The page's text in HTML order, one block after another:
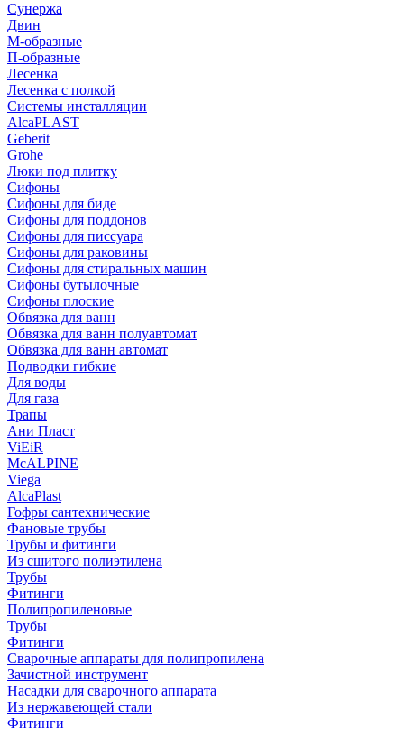
Сунержа
Двин
М-образные
П-образные
Лесенка
Лесенка с полкой
Системы инсталляции
AlcaPLAST
Geberit
Grohe
Люки под плитку
Сифоны
Сифoны для биде
Сифoны для поддонов
Сифoны для писсуара
Сифоны для раковины
Сифоны для стиральных машин
Сифоны бутылочные
Сифоны плоские
Обвязка для ванн
Обвязка для ванн полуавтомат
Обвязка для ванн автомат
Подводки гибкие
Для воды
Для газа
Трапы
Ани Пласт
ViEiR
McALPINE
Viega
AlcaPlast
Гофры сантехнические
Фановые трубы
Трубы и фитинги
Из сшитого полиэтилена
Трубы
Фитинги
Полипропиленовые
Трубы
Фитинги
Сварочные аппараты для полипропилена
Зачистной инструмент
Насадки для сварочного аппарата
Из нержавеющей стали
Фитинги